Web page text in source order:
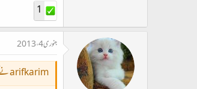
1
جنوری 4، 2013
arifkarim نے کہا: